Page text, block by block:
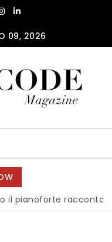
09, 2026
racconta